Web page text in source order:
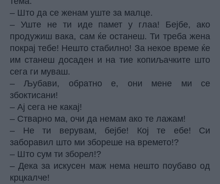
– Што да се женам уште за малце.
– Уште не ти иде памет у глаа! Бејбе, ако
продужиш вака, сам ќе останеш. Ти треба жена
покрај тебе! Нешто стабилно! За некое време ќе
им станеш досаден и на тие копиљачките што
сега ги муваш.
– Љубави, обратно е, они мене ми се
збоктисани!
– Ај сега не какај!
– Стварно ма, очи да немам ако те лажам!
– Не ти верувам, бејбе! Кој те ебе! Си
заборавил што ми збореше на времето!?
– Што сум ти зборел!?
– Дека за искусен маж нема нешто поубаво од
крцкалче!